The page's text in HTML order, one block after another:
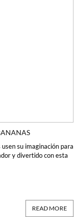
su imaginación para
y divertido con esta
READ MORE